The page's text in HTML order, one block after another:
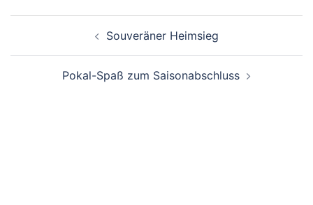
Souveräner Heimsieg
Pokal-Spaß zum Saisonabschluss